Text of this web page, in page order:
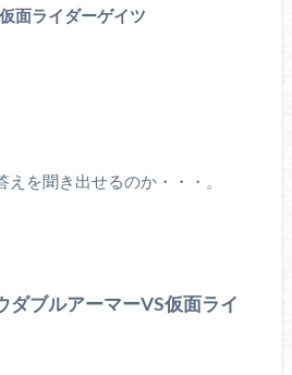
面ライダーゲイツ
を聞き出せるのか・・・。
ダブルアーマーVS仮面ライ